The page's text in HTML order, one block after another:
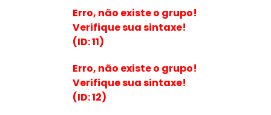
Erro, não existe o grupo!
Verifique sua sintaxe!
(ID: 11)
Erro, não existe o grupo!
Verifique sua sintaxe!
(ID: 12)